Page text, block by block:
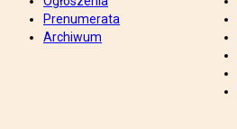
Prenumerata
Archiwum